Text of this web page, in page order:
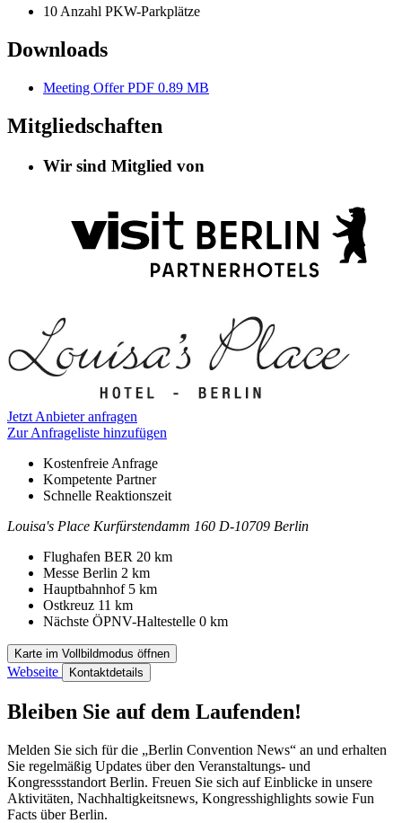
10 Anzahl PKW-Parkplätze
Downloads
Meeting Offer PDF 0.89 MB
Mitgliedschaften
Wir sind Mitglied von
Informationen
Jetzt Anbieter anfragen
Zur Anfrageliste hinzufügen
Kostenfreie Anfrage
Kompetente Partner
Schnelle Reaktionszeit
Adresse
Louisa's Place Kurfürstendamm 160 D-10709 Berlin
Flughafen BER 20 km
Messe Berlin 2 km
Hauptbahnhof 5 km
Ostkreuz 11 km
Nächste ÖPNV-Haltestelle 0 km
Karte im Vollbildmodus öffnen
Webseite Kontaktdetails
Bleiben Sie auf dem Laufenden!
Melden Sie sich für die „Berlin Convention News“ an und erhalten
Sie regelmäßig Updates über den Veranstaltungs- und
Kongressstandort Berlin. Freuen Sie sich auf Einblicke in unsere
Aktivitäten, Nachhaltigkeitsnews, Kongresshighlights sowie Fun
Facts über Berlin.